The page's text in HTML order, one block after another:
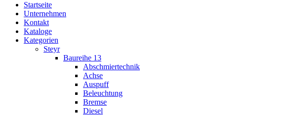
Startseite
Unternehmen
Kontakt
Kataloge
Kategorien
Steyr
Baureihe 13
Abschmiertechnik
Achse
Auspuff
Beleuchtung
Bremse
Diesel